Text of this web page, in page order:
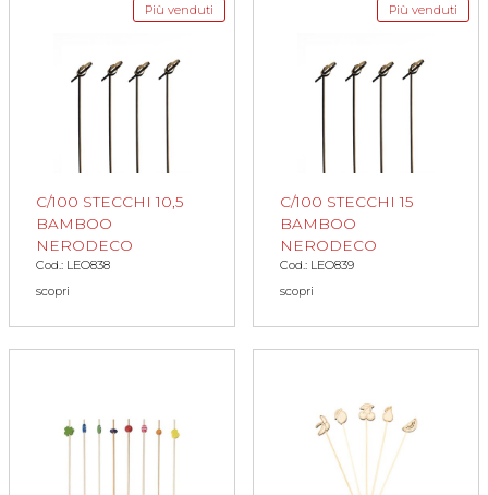
Più venduti
C/100 STECCHI 10,5
BAMBOO
NERODECO
Cod.: LEO838
scopri
Più venduti
C/100 STECCHI 15
BAMBOO
NERODECO
Cod.: LEO839
scopri